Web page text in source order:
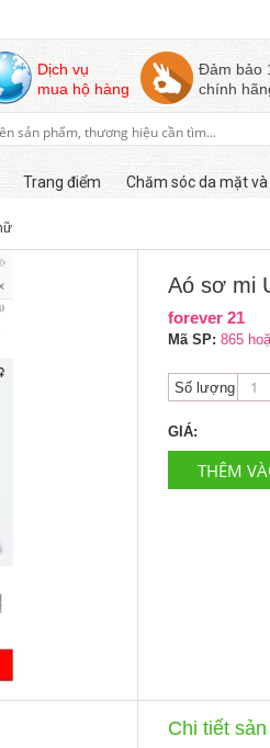
Dịch vụ
mua hộ hàng
Đảm bảo
chính
Trang điểm Chăm sóc da mặt
Hàng online
Aó sơ mi
forever 21
Mã SP: 865
Số lượng
GIÁ:
Chi tiết